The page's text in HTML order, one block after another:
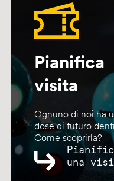
Pianifica
visita
Ognuno di noi ha
dose di futuro
Come scoprirla?
una